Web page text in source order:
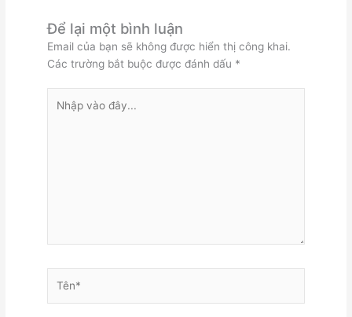
Để lại một bình luận
Email của bạn sẽ không được hiển thị công khai.
Các trường bắt buộc được đánh dấu *
vào